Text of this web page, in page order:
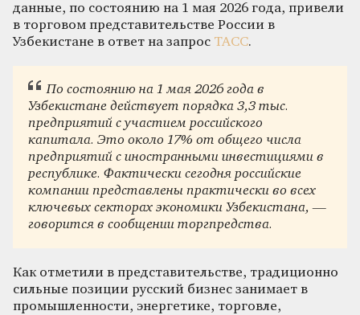
данные, по состоянию на 1 мая 2026 года, привели
в торговом представительстве России в
Узбекистане в ответ на запрос ТАСС.
По состоянию на 1 мая 2026 года в
Узбекистане действует порядка 3,3 тыс.
предприятий с участием российского
капитала. Это около 17% от общего числа
предприятий с иностранными инвестициями в
республике. Фактически сегодня российские
компании представлены практически во всех
ключевых секторах экономики Узбекистана, —
говорится в сообщении торгпредства.
Как отметили в представительстве, традиционно
сильные позиции русский бизнес занимает в
промышленности, энергетике, торговле,